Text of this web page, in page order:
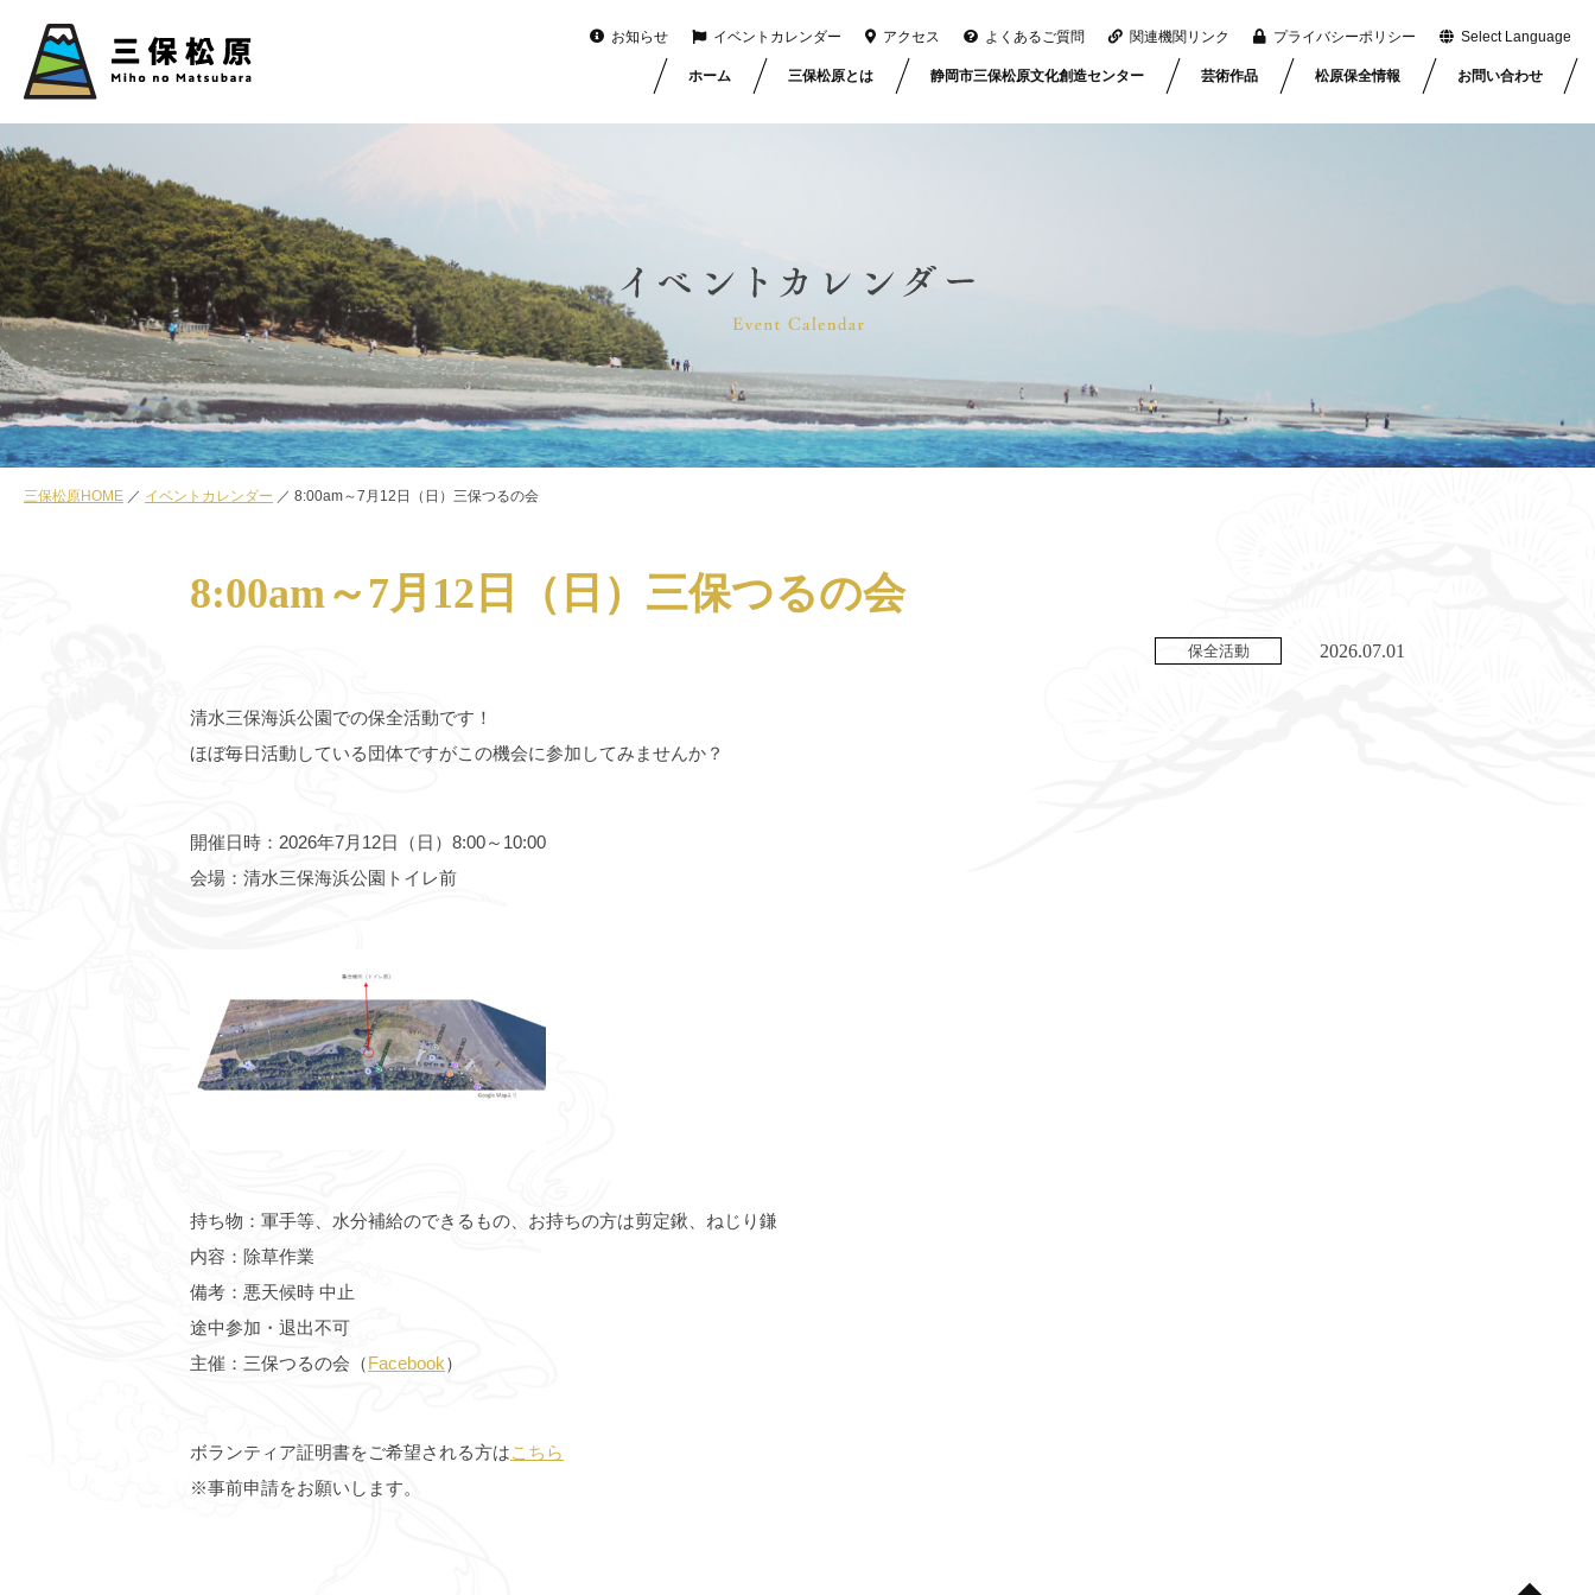
お知らせ イベントカレンダー アクセス よくあるご質問 関連機関リンク プライバシーポリシー Select Language
ホーム 三保松原とは 静岡市三保松原文化創造センター 芸術作品 松原保全情報 お問い合わせ
三保松原HOME イベントカレンダー 8:00am～7月12日（日）三保つるの会
8:00am～7月12日（日）三保つるの会
保全活動 2026.07.01
清水三保海浜公園での保全活動です！
ほぼ毎日活動している団体ですがこの機会に参加してみませんか？
開催日時：2026年7月12日（日）8:00～10:00
会場：清水三保海浜公園トイレ前
持ち物：軍手等、水分補給のできるもの、お持ちの方は剪定鍬、ねじり鎌
内容：除草作業
備考：悪天候時 中止
途中参加・退出不可
主催：三保つるの会（Facebook）
ボランティア証明書をご希望される方はこちら
※事前申請をお願いします。